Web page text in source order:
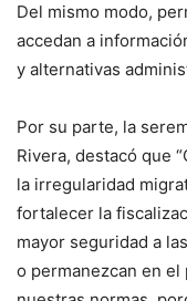
Del mismo modo,
accedan a
y alternativas
Por su parte, la
Rivera, destacó que
la irregularidad
fortalecer la
mayor seguridad a
o permanezcan en